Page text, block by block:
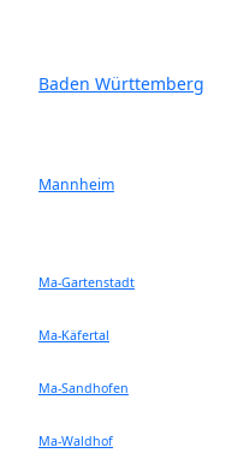
Baden Württemberg
Mannheim
Ma-Gartenstadt
Ma-Käfertal
Ma-Sandhofen
Ma-Waldhof